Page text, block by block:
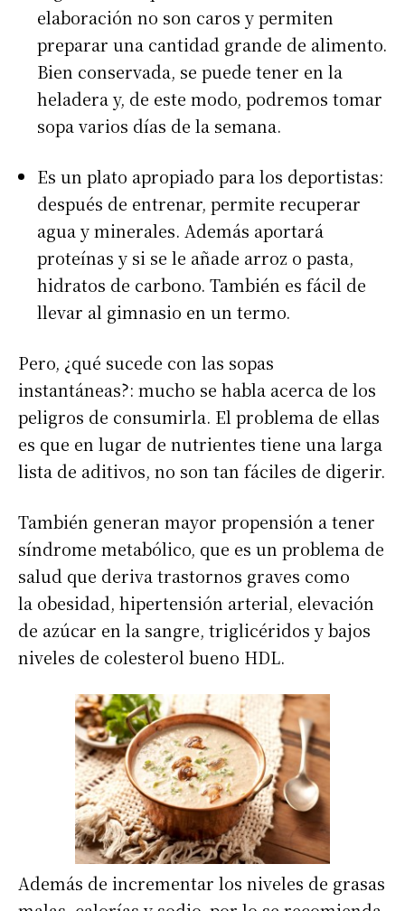
elaboración no son caros y permiten
preparar una cantidad grande de alimento.
Bien conservada, se puede tener en la
heladera y, de este modo, podremos tomar
sopa varios días de la semana.
Es un plato apropiado para los deportistas:
después de entrenar, permite recuperar
agua y minerales. Además aportará
proteínas y si se le añade arroz o pasta,
hidratos de carbono. También es fácil de
llevar al gimnasio en un termo.
Pero, ¿qué sucede con las sopas
instantáneas?: mucho se habla acerca de los
peligros de consumirla. El problema de ellas
es que en lugar de nutrientes tiene una larga
lista de aditivos, no son tan fáciles de digerir.
También generan mayor propensión a tener
síndrome metabólico, que es un problema de
salud que deriva trastornos graves como
la obesidad, hipertensión arterial, elevación
de azúcar en la sangre, triglicéridos y bajos
niveles de colesterol bueno HDL.
Además de incrementar los niveles de grasas